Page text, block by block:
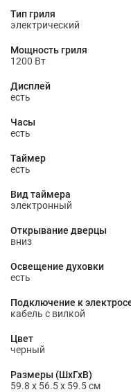
Тип гриля
электрический
Мощность гриля
1200 Вт
Дисплей
есть
Часы
есть
Таймер
есть
Вид таймера
электронный
Открывание дверцы
вниз
Освещение духовки
есть
Подключение к
кабель с вилкой
Цвет
черный
Размеры (ШхГхВ)
59.8 х 56.5 х 59.5 см